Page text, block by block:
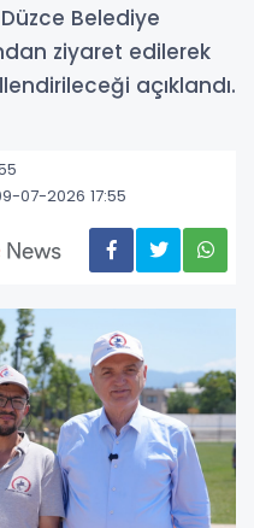
Belediye
ziyaret edilerek
açıklandı.
07-2026 17:55